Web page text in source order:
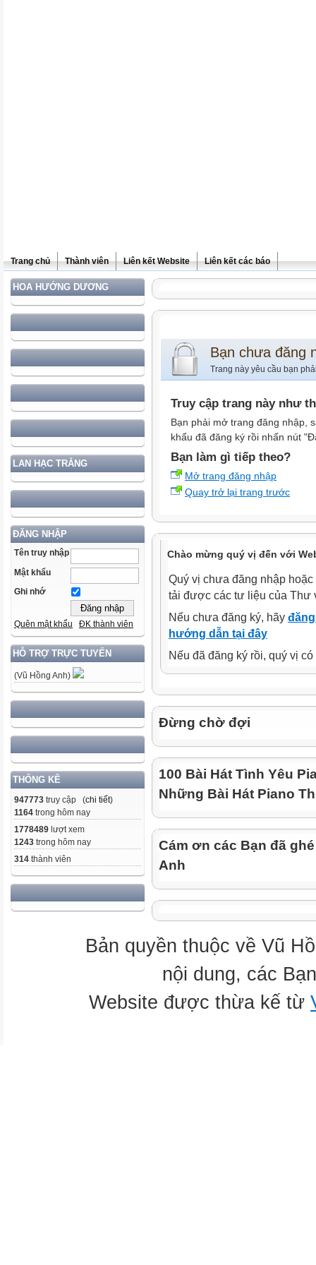
Trang chủ Thành viên Liên kết Website Liên kết các báo
HOA HƯỚNG DƯƠNG
LAN HẠC TRẮNG
ĐĂNG NHẬP
Tên truy nhập
Mật khẩu
Ghi nhớ
Quên mật khẩu ĐK thành viên
HỖ TRỢ TRỰC TUYẾN
(Vũ Hồng Anh)
THỐNG KÊ
947773 truy cập (chi tiết)
1164 trong hôm nay
1778489 lượt xem
1243 trong hôm nay
314 thành viên
Bạn chưa đăng
Trang này yêu cầu bạn
Truy cập trang này như
Bạn phải mở trang đăng nhập,
khẩu đã đăng ký rồi nhấn nút
Bạn làm gì tiếp theo?
Mở trang đăng nhập
Quay trở lại trang trước
Chào mừng quý vị đến với
Quý vị chưa đăng nhập
tải được các tư liệu của Thư
Nếu chưa đăng ký, hãy
hướng dẫn tại đây
Nếu đã đăng ký rồi, quý vị
Đừng chờ đợi
100 Bài Hát Tình Yêu
Những Bài Hát Piano
Cám ơn các Bạn đã
Anh
Bản quyền thuộc về Vũ
nội dung, các
Website được thừa kế từ